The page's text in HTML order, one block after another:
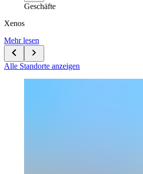
Geschäfte
Xenos
Mehr lesen
Alle Standorte anzeigen